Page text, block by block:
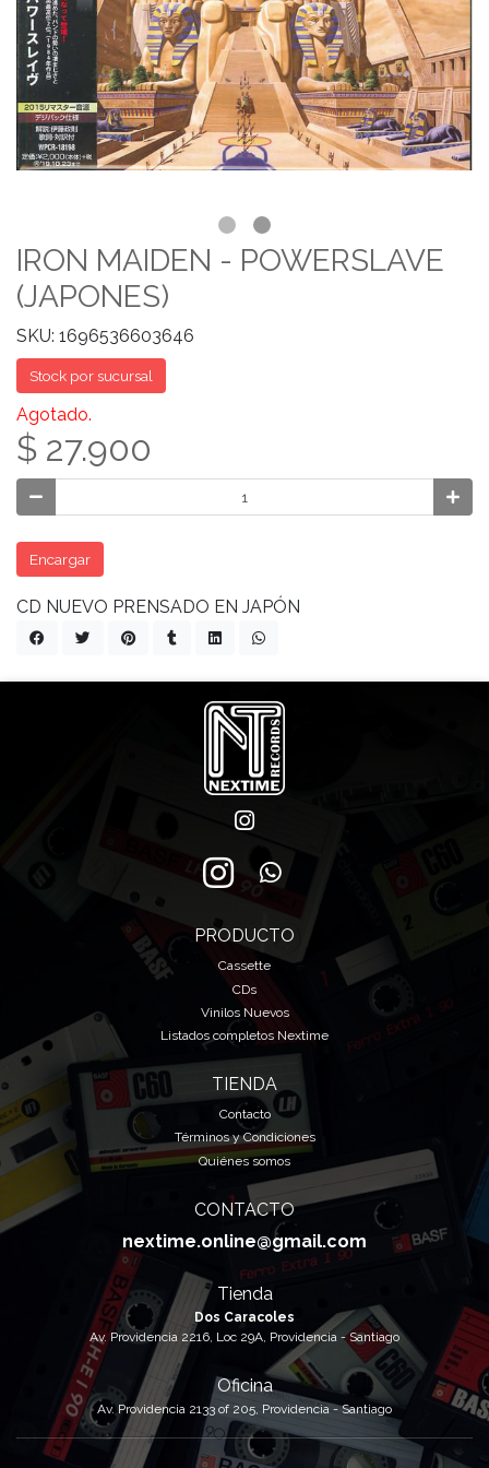
IRON MAIDEN - POWERSLAVE
(JAPONES)
SKU: 1696536603646
Stock por sucursal
Agotado.
$ 27.900
Encargar
CD NUEVO PRENSADO EN JAPÓN
PRODUCTO
Cassette
CDs
Vinilos Nuevos
Listados completos Nextime
TIENDA
Contacto
Términos y Condiciones
Quiénes somos
CONTACTO
nextime.online@gmail.com
Tienda
Dos Caracoles
Av. Providencia 2216, Loc 29A, Providencia - Santiago
Oficina
Av. Providencia 2133 of 205, Providencia - Santiago